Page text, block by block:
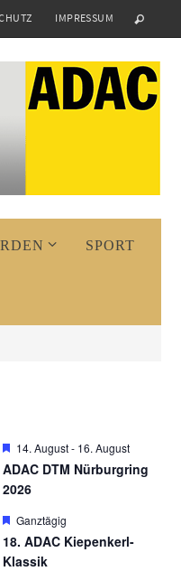
IMPRESSUM
SPORT
Hervorgehoben
14. August- 16. August
ADAC DTM Nürburgring
2026
Hervorgehoben
Ganztägig
18. ADAC Kiepenkerl-
Klassik